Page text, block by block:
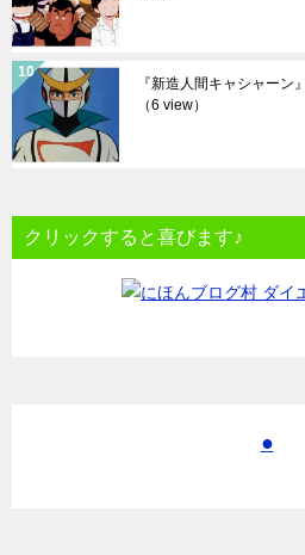
『新造人間キャシャーン
（6 view）
クリックすると喜びます♪
●